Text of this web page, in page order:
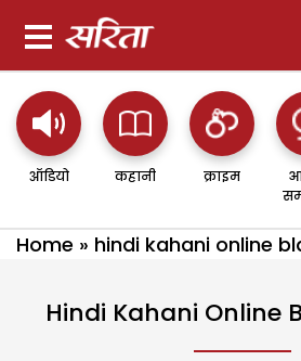
ऑडियो कहानी क्राइम
Home » hindi kahani online
Hindi Kahani Online